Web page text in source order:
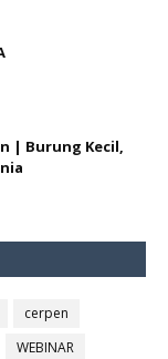
| Burung Kecil,
cerpen
WEBINAR